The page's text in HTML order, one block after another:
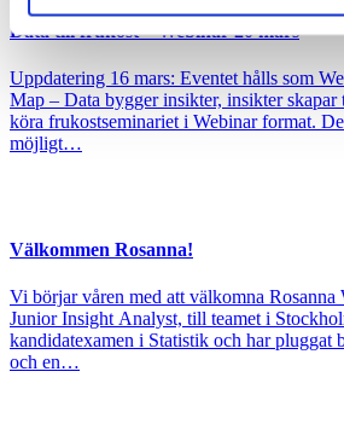
Data till frukost – Webinar 20 mars
Uppdatering 16 mars: Eventet hålls som
Map – Data bygger insikter, insikter
köra frukostseminariet i Webinar format.
möjligt…
Välkommen Rosanna!
Vi börjar våren med att välkomna Rosanna
Junior Insight Analyst, till teamet i
kandidatexamen i Statistik och har pluggat
och en…